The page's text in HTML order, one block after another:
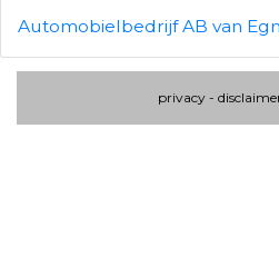
Automobielbedrijf AB van
privacy -